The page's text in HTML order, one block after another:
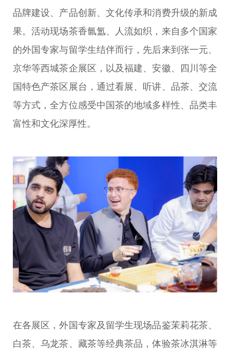
品牌建设、产品创新、文化传承和消费升级的新成
果。活动现场茶香氤氲、人流如织，来自多个国家
的外国专家与留学生结伴而行，先后来到张一元、
京华等西城茶企展区，以及福建、安徽、四川等全
国特色产茶区展台，通过看展、听讲、品茶、交流
等方式，全方位感受中国茶的地域多样性、品类丰
富性和文化深厚性。
在各展区，外国专家及留学生现场品鉴茉莉花茶、
白茶、乌龙茶、藏茶等经典茶品，体验茶冰淇淋等